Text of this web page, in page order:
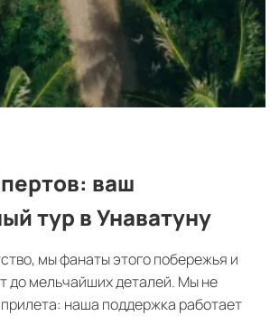
ваш
тур в Унаватуну
мы фанаты этого побережья и
до мельчайших деталей. Мы не
наша поддержка работает